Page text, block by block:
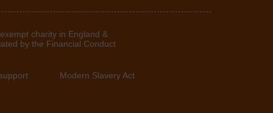
charity in England &
by the Financial Conduct
Modern Slavery Act